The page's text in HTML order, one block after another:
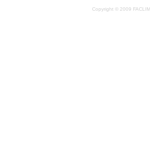
Copyright © 2009